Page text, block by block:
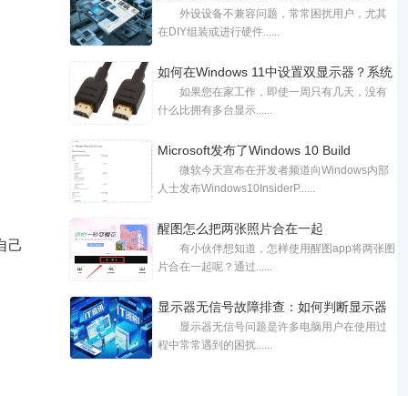
己
外设设备不兼容问题，常常困扰用户，尤其
在DIY组装或进行硬件......
如何在Windows 11中设置双显示器？系统
中双如果您在家工作，即使一周只有几天，没有
什么比拥有多台显示......
Microsoft发布了Windows 10 Build
20197，其中包含
微软今天宣布在开发者频道向Windows内部
人士发布Windows10InsiderP......
醒图怎么把两张照片合在一起
有小伙伴想知道，怎样使用醒图app将两张图
片合在一起呢？通过......
显示器无信号故障排查：如何判断显示器
显示器无信号问题是许多电脑用户在使用过
程中常常遇到的困扰......